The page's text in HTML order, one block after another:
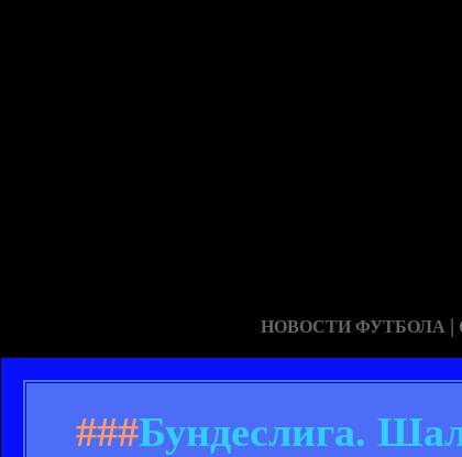
НОВОСТИ ФУТБОЛА |
###Бундеслига.